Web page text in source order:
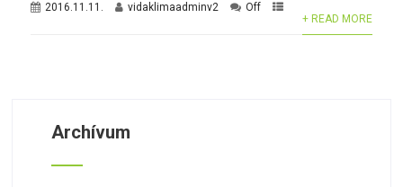
2016.11.11. vidaklimaadminv2
Off
+ READ MORE
Archívum